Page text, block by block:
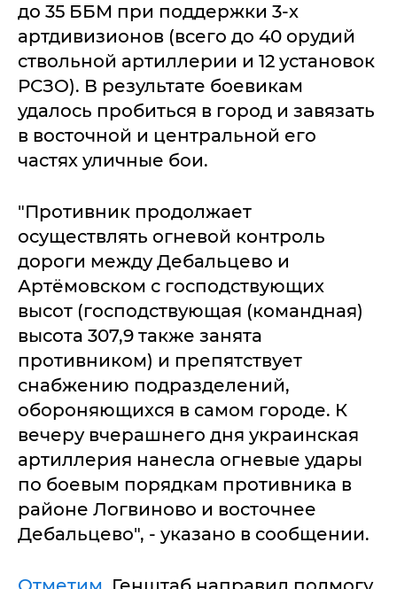
до 35 ББМ при поддержки 3-х
артдивизионов (всего до 40 орудий
ствольной артиллерии и 12 установок
РСЗО). В результате боевикам
удалось пробиться в город и завязать
в восточной и центральной его
частях уличные бои.
"Противник продолжает
осуществлять огневой контроль
дороги между Дебальцево и
Артёмовском с господствующих
высот (господствующая (командная)
высота 307,9 также занята
противником) и препятствует
снабжению подразделений,
обороняющихся в самом городе. К
вечеру вчерашнего дня украинская
артиллерия нанесла огневые удары
по боевым порядкам противника в
районе Логвиново и восточнее
Дебальцево", - указано в сообщении.